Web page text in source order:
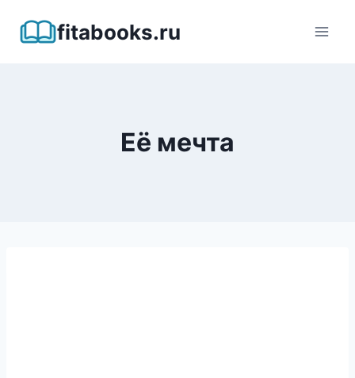
fitabooks.ru
Её мечта